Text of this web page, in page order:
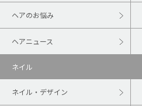
ヘアのお悩み
ヘアニュース
ネイル
ネイル・デザイン